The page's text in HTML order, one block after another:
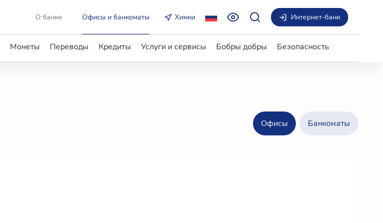
О банке Офисы и банкоматы Химки Интернет-банк
Монеты Переводы Кредиты Услуги и сервисы Бобры добры Безопасность
Офисы Банкоматы